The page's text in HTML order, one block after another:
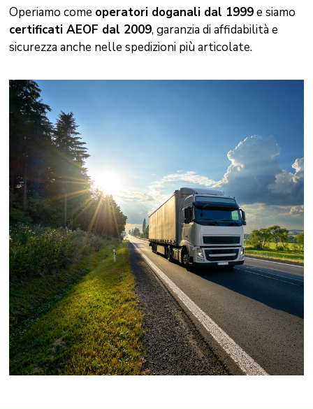
Operiamo come operatori doganali dal 1999e siamo
certificati AEOF dal 2009, garanzia di affidabilità e
sicurezza anche nelle spedizioni più articolate.